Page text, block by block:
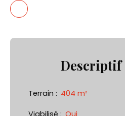
Descriptif
Terrain : 404 m²
Viabilisé : Oui